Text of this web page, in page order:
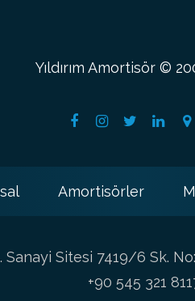
Yıldırım Amortisör ©
Amortisörler
Sanayi Sitesi 7419/6 Sk.
+90 545 321